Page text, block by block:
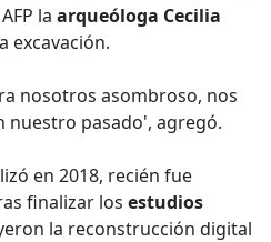
la arqueóloga Cecilia
excavación.
nosotros asombroso, nos
nuestro pasado', agregó.
en 2018, recién fue
finalizar los estudios
la reconstrucción digital